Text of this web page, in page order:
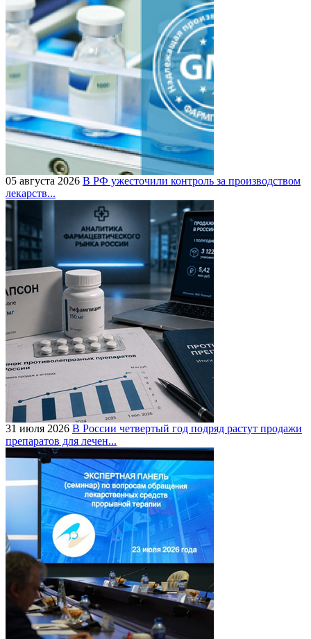
05 августа 2026 В РФ ужесточили контроль за производством
лекарств...
31 июля 2026 В России четвертый год подряд растут продажи
препаратов для лечен...